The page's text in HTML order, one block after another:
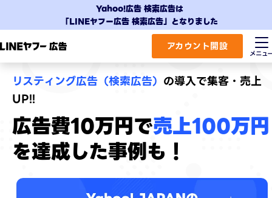
Yahoo!広告 検索広告は
「LINEヤフー広告 検索広告」となりました
アカウント開設
リスティング広告（検索広告） の導入で集客・売上
UP!!
広告費10万円で売上100万円
を達成した事例も！